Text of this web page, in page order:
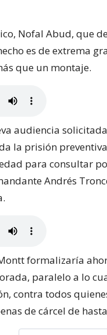
Nofal Abud, que
es de extrema
que un montaje.
audiencia
la prisión
para consultar
Andrés
formalizaría
paralelo a lo
contra todos
de cárcel de